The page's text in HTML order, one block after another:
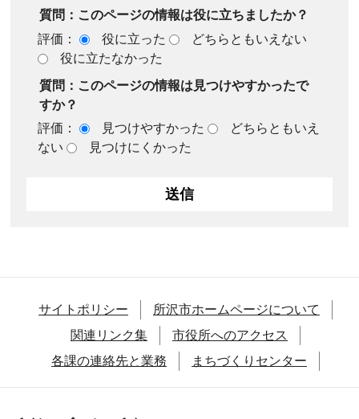
質問：このページの情報は役に立ちましたか？
評価：
役に立った
どちらともいえない
役に立たなかった
質問：このページの情報は見つけやすかったで
すか？
評価：
見つけやすかった
どちらともいえ
ない
見つけにくかった
サイトポリシー
所沢市ホームページについて
関連リンク集
市役所へのアクセス
各課の連絡先と業務
まちづくりセンター